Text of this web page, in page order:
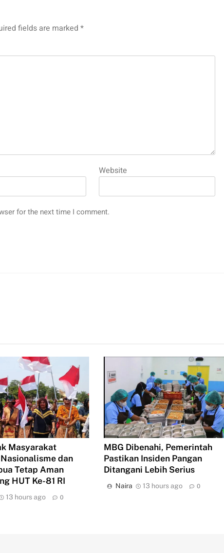
fields are marked *
Website
for the next time I comment.
Masyarakat
dan
Tetap Aman
HUT Ke-81 RI
13 hours ago 0
MBG Dibenahi, Pemerintah
Pastikan Insiden Pangan
Ditangani Lebih Serius
Naira 13 hours ago 0